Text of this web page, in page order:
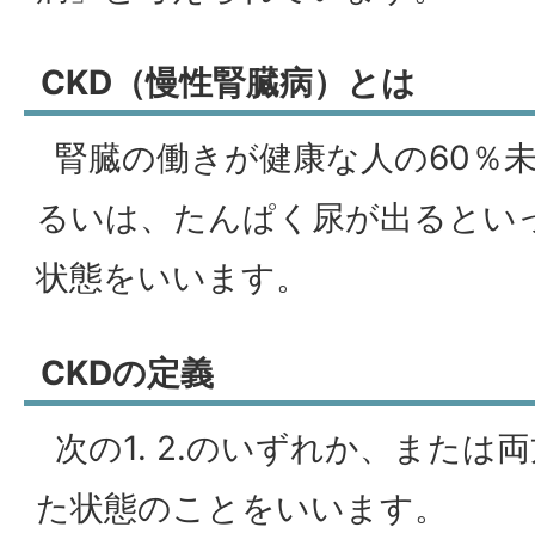
CKD（慢性腎臓病）とは
腎臓の働きが健康な人の60％
るいは、たんぱく尿が出るとい
状態をいいます。
CKDの定義
次の1. 2.のいずれか、または
た状態のことをいいます。